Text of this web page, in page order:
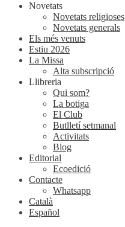
Novetats
Novetats religioses
Novetats generals
Els més venuts
Estiu 2026
La Missa
Alta subscripció
Llibreria
Qui som?
La botiga
El Club
Butlletí setmanal
Activitats
Blog
Editorial
Ecoedició
Contacte
Whatsapp
Català
Español